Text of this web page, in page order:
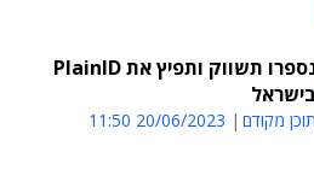
נספרו תשווק ותפיץ את PlainID
בישראל
תוכן מקודם 20/06/2023 11:50